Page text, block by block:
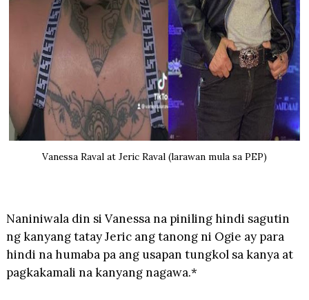
Vanessa Raval at Jeric Raval (larawan mula sa PEP)
Naniniwala din si Vanessa na piniling hindi sagutin
ng kanyang tatay Jeric ang tanong ni Ogie ay para
hindi na humaba pa ang usapan tungkol sa kanya at
pagkakamali na kanyang nagawa.*